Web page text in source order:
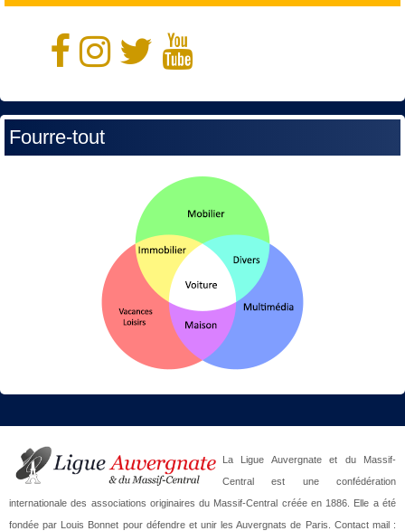
Fourre-tout
La Ligue Auvergnate et du Massif-
Central est une confédération
internationale des associations originaires du Massif-Central créée en 1886. Elle a été
fondée par Louis Bonnet pour défendre et unir les Auvergnats de Paris. Contact mail :